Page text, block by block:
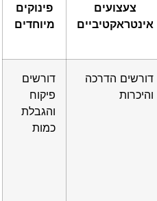
צעצועים
אינטראקטיביים
פינוקים
מיוחדים
דורשים הדרכה
והיכרות
דורשים
פיקוח
והגבלת
כמות